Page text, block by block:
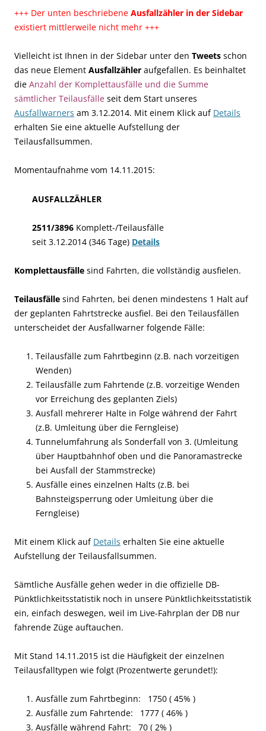
+++ Der unten beschriebene Ausfallzähler in der Sidebar
existiert mittlerweile nicht mehr +++
Vielleicht ist Ihnen in der Sidebar unter den Tweets schon
das neue Element Ausfallzähler aufgefallen. Es beinhaltet
die Anzahl der Komplettausfälle und die Summe
sämtlicher Teilausfälle seit dem Start unseres
Ausfallwarners am 3.12.2014. Mit einem Klick auf Details
erhalten Sie eine aktuelle Aufstellung der
Teilausfallsummen.
Momentaufnahme vom 14.11.2015:
AUSFALLZÄHLER
2511/3896 Komplett-/Teilausfälle
seit 3.12.2014 (346 Tage) Details
Komplettausfälle sind Fahrten, die vollständig ausfielen.
Teilausfälle sind Fahrten, bei denen mindestens 1 Halt auf
der geplanten Fahrtstrecke ausfiel. Bei den Teilausfällen
unterscheidet der Ausfallwarner folgende Fälle:
Teilausfälle zum Fahrtbeginn (z.B. nach vorzeitigen
Wenden)
Teilausfälle zum Fahrtende (z.B. vorzeitige Wenden
vor Erreichung des geplanten Ziels)
Ausfall mehrerer Halte in Folge während der Fahrt
(z.B. Umleitung über die Ferngleise)
Tunnelumfahrung als Sonderfall von 3. (Umleitung
über Hauptbahnhof oben und die Panoramastrecke
bei Ausfall der Stammstrecke)
Ausfälle eines einzelnen Halts (z.B. bei
Bahnsteigsperrung oder Umleitung über die
Ferngleise)
Mit einem Klick auf Details erhalten Sie eine aktuelle
Aufstellung der Teilausfallsummen.
Sämtliche Ausfälle gehen weder in die offizielle DB-
Pünktlichkeitsstatistik noch in unsere Pünktlichkeitsstatistik
ein, einfach deswegen, weil im Live-Fahrplan der DB nur
fahrende Züge auftauchen.
Mit Stand 14.11.2015 ist die Häufigkeit der einzelnen
Teilausfalltypen wie folgt (Prozentwerte gerundet!):
Ausfälle zum Fahrtbeginn: 1750 ( 45% )
Ausfälle zum Fahrtende: 1777 ( 46% )
Ausfälle während Fahrt: 70 ( 2% )